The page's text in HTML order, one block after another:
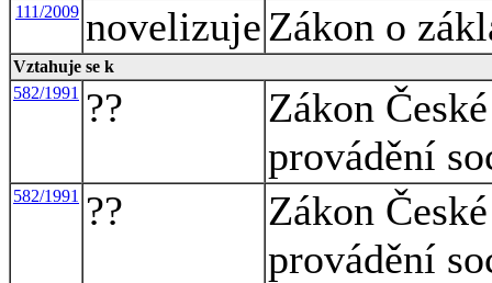
111/2009 novelizujeZákon o
Vztahuje se k
582/1991
??
Zákon
provádění
582/1991 ??
Zákon
provádění